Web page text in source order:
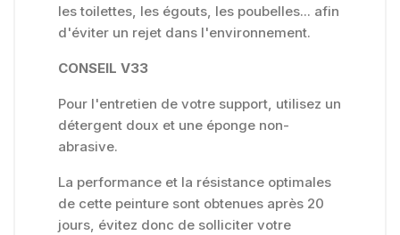
les toilettes, les égouts, les poubelles... afin
d'éviter un rejet dans l'environnement.
CONSEIL V33
Pour l'entretien de votre support, utilisez un
détergent doux et une éponge non-
abrasive.
La performance et la résistance optimales
de cette peinture sont obtenues après 20
jours, évitez donc de solliciter votre